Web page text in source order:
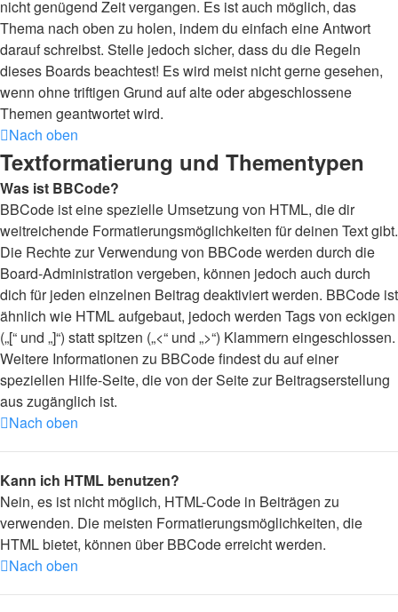
nicht genügend Zeit vergangen. Es ist auch möglich, das
Thema nach oben zu holen, indem du einfach eine Antwort
darauf schreibst. Stelle jedoch sicher, dass du die Regeln
dieses Boards beachtest! Es wird meist nicht gerne gesehen,
wenn ohne triftigen Grund auf alte oder abgeschlossene
Themen geantwortet wird.
Nach oben
Textformatierung und Thementypen
Was ist BBCode?
BBCode ist eine spezielle Umsetzung von HTML, die dir
weitreichende Formatierungsmöglichkeiten für deinen Text gibt.
Die Rechte zur Verwendung von BBCode werden durch die
Board-Administration vergeben, können jedoch auch durch
dich für jeden einzelnen Beitrag deaktiviert werden. BBCode ist
ähnlich wie HTML aufgebaut, jedoch werden Tags von eckigen
(„[“ und „]“) statt spitzen („<“ und „>“) Klammern eingeschlossen.
Weitere Informationen zu BBCode findest du auf einer
speziellen Hilfe-Seite, die von der Seite zur Beitragserstellung
aus zugänglich ist.
Nach oben
Kann ich HTML benutzen?
Nein, es ist nicht möglich, HTML-Code in Beiträgen zu
verwenden. Die meisten Formatierungsmöglichkeiten, die
HTML bietet, können über BBCode erreicht werden.
Nach oben